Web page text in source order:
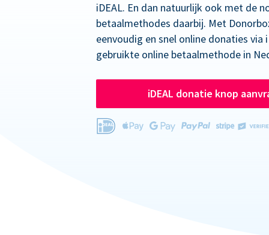
iDEAL. En dan natuurlijk ook met de
betaalmethodes daarbij. Met
eenvoudig en snel online donaties via
gebruikte online betaalmethode in
iDEAL donatie knop